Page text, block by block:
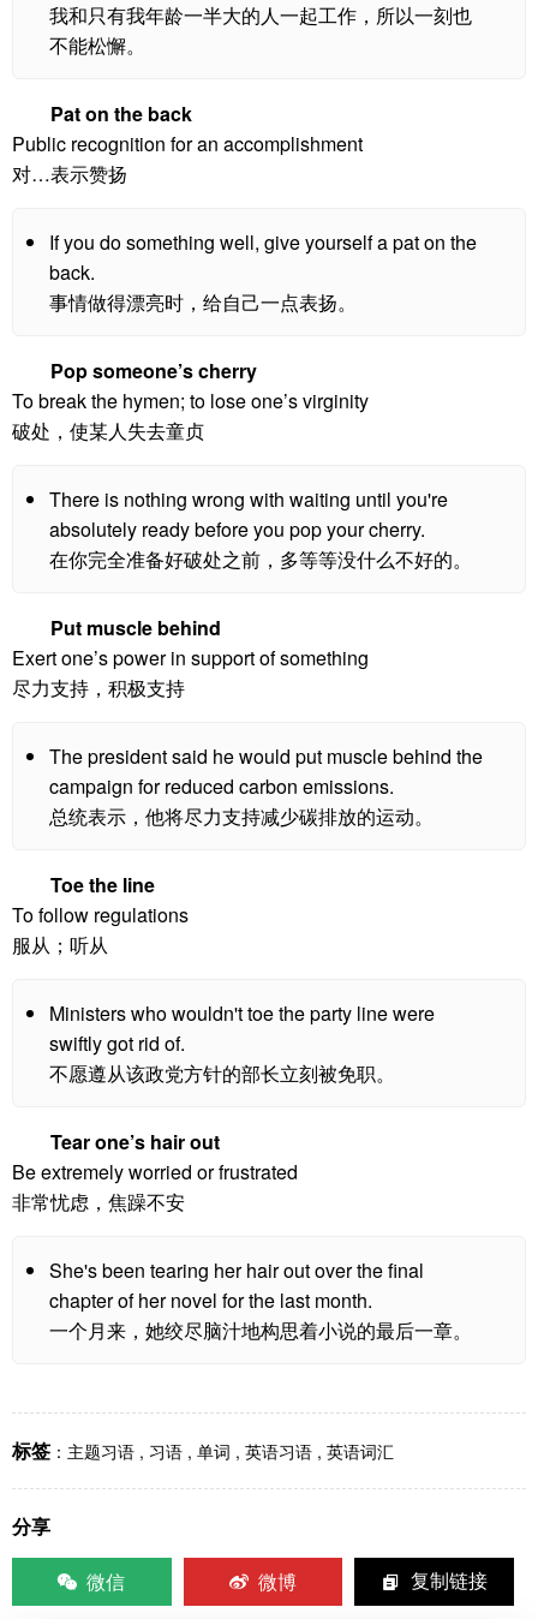
我和只有我年龄一半大的人一起工作，所以一刻也
不能松懈。
Pat on the back
Public recognition for an accomplishment
对…表示赞扬
If you do something well, give yourself a pat on the
back.
事情做得漂亮时，给自己一点表扬。
Pop someone’s cherry
To break the hymen; to lose one’s virginity
破处，使某人失去童贞
There is nothing wrong with waiting until you're
absolutely ready before you pop your cherry.
在你完全准备好破处之前，多等等没什么不好的。
Put muscle behind
Exert one’s power in support of something
尽力支持，积极支持
The president said he would put muscle behind the
campaign for reduced carbon emissions.
总统表示，他将尽力支持减少碳排放的运动。
Toe the line
To follow regulations
服从；听从
Ministers who wouldn't toe the party line were
swiftly got rid of.
不愿遵从该政党方针的部长立刻被免职。
Tear one’s hair out
Be extremely worried or frustrated
非常忧虑，焦躁不安
She's been tearing her hair out over the final
chapter of her novel for the last month.
一个月来，她绞尽脑汁地构思着小说的最后一章。
标签 ： 主题习语 , 习语 , 单词 , 英语习语 , 英语词汇
分享
微信
微博 复制链接